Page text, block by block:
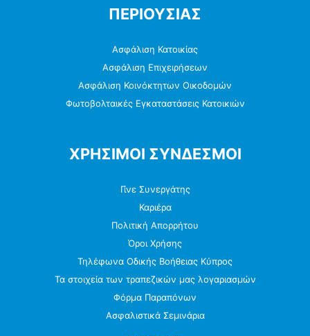
ΠΕΡΙΟΥΣΙΑΣ
Ασφάλιση Κατοικίας
Ασφάλιση Επιχειρήσεων
Ασφάλιση Κοινόκτητων Οικοδομών
Φωτοβολταικές Εγκαταστάσεις Κατοικιών
ΧΡΗΣΙΜΟΙ ΣΥΝΔΕΣΜΟΙ
Γίνε Συνεργάτης
Καριέρα
Πολιτική Απορρήτου
Όροι Χρήσης
Τηλέφωνα Οδικής Βοήθειας Κύπρος
Τα στοιχεία των τραπεζικών μας λογαριασμών
Φόρμα Παραπόνων
Ασφαλιστικά Σεμινάρια